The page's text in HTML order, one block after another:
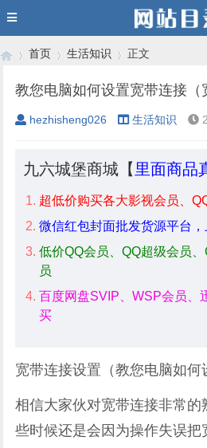
›
首页
›
生活知识 正文
教您电脑如何设置宽带连接（
hezhisheng026 生活知识
九六城堡商城【 里面商品
超低价购买各大影视会员、
微信红包封面批发货源平台
低价QQ会员、QQ超级会员
员
百度网盘SVIP、WSP会员、
买
宽带连接设置（教您电脑如何
相信大家伙对宽带连接非常
些时候还是会因为操作失误把